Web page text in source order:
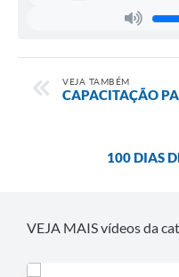
VEJA TAMBÉM
CAPACITAÇÃO
100 DIAS
VEJA MAIS vídeos da